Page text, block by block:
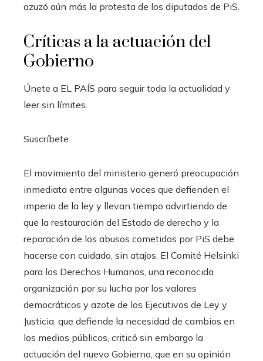
azuzó aún más la protesta de los diputados de PiS.
Críticas a la actuación del
Gobierno
Únete a EL PAÍS para seguir toda la actualidad y
leer sin límites.
Suscríbete
El movimiento del ministerio generó preocupación
inmediata entre algunas voces que defienden el
imperio de la ley y llevan tiempo advirtiendo de
que la restauración del Estado de derecho y la
reparación de los abusos cometidos por PiS debe
hacerse con cuidado, sin atajos. El Comité Helsinki
para los Derechos Humanos, una reconocida
organización por su lucha por los valores
democráticos y azote de los Ejecutivos de Ley y
Justicia, que defiende la necesidad de cambios en
los medios públicos, criticó sin embargo la
actuación del nuevo Gobierno, que en su opinión